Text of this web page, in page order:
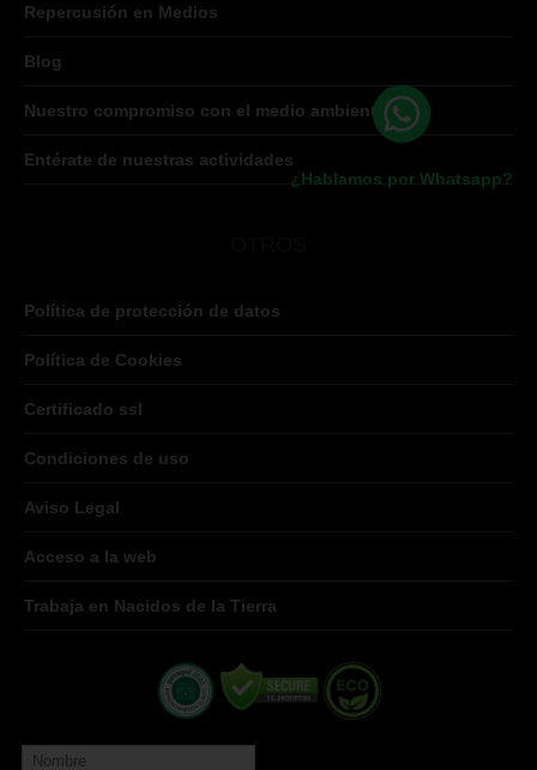
¿Hablamos por Whatsapp?
Repercusión en Medios
Blog
Nuestro compromiso con el medio ambiente
Entérate de nuestras actividades
Política de protección de datos
Política de Cookies
Certificado ssl
Condiciones de uso
Aviso Legal
Acceso a la web
Trabaja en Nacidos de la Tierra